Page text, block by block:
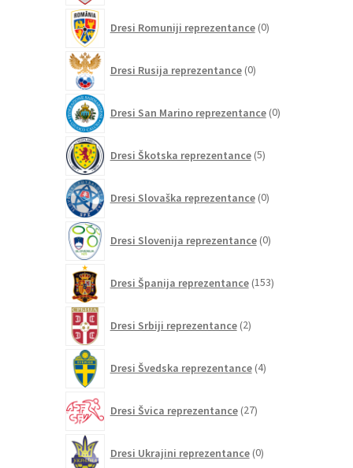
Dresi Romuniji reprezentance 0izdelkov
Dresi Rusija reprezentance 0izdelkov
Dresi San Marino reprezentance 0izdelkov
Dresi Škotska reprezentance 5izdelkov
Dresi Slovaška reprezentance 0izdelkov
Dresi Slovenija reprezentance 0izdelkov
Dresi Španija reprezentance 153izdelkov
Dresi Srbiji reprezentance 2izdelka
Dresi Švedska reprezentance 4izdelki
Dresi Švica reprezentance 27izdelkov
Dresi Ukrajini reprezentance 0izdelkov